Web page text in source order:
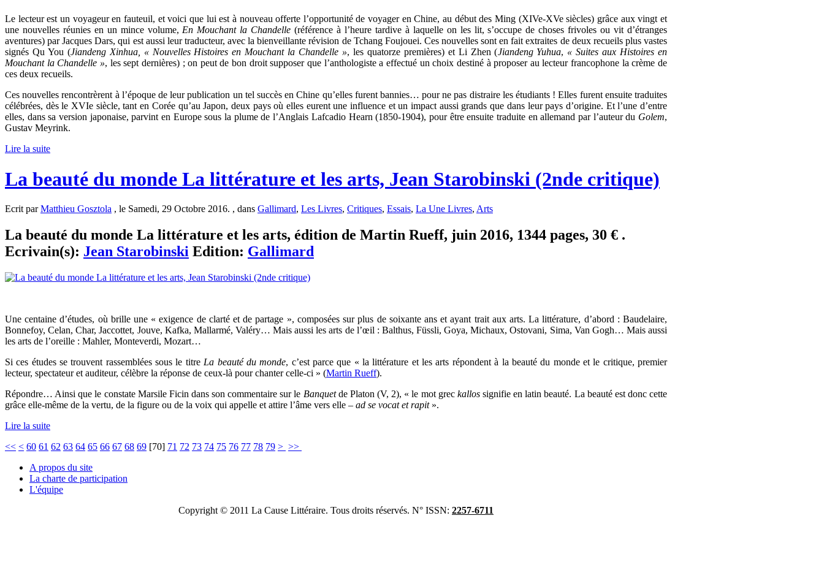
Le lecteur est un voyageur en fauteuil, et voici que lui est à nouveau offerte l’opportunité de voyager en Chine, au début des Ming (XIVe-XVe siècles) grâce aux vingt et
une nouvelles réunies en un mince volume, En Mouchant la Chandelle (référence à l’heure tardive à laquelle on les lit, s’occupe de choses frivoles ou vit d’étranges
aventures) par Jacques Dars, qui est aussi leur traducteur, avec la bienveillante révision de Tchang Foujouei. Ces nouvelles sont en fait extraites de deux recueils plus vastes
signés Qu You (Jiandeng Xinhua, « Nouvelles Histoires en Mouchant la Chandelle », les quatorze premières) et Li Zhen (Jiandeng Yuhua, « Suites aux Histoires en
Mouchant la Chandelle », les sept dernières) ; on peut de bon droit supposer que l’anthologiste a effectué un choix destiné à proposer au lecteur francophone la crème de
ces deux recueils.
Ces nouvelles rencontrèrent à l’époque de leur publication un tel succès en Chine qu’elles furent bannies… pour ne pas distraire les étudiants ! Elles furent ensuite traduites
célébrées, dès le XVIe siècle, tant en Corée qu’au Japon, deux pays où elles eurent une influence et un impact aussi grands que dans leur pays d’origine. Et l’une d’entre
elles, dans sa version japonaise, parvint en Europe sous la plume de l’Anglais Lafcadio Hearn (1850-1904), pour être ensuite traduite en allemand par l’auteur du Golem,
Gustav Meyrink.
Lire la suite
La beauté du monde La littérature et les arts, Jean Starobinski (2nde critique)
Ecrit parMatthieu Gosztola , le Samedi, 29 Octobre 2016. , dans Gallimard, Les Livres, Critiques, Essais, La Une Livres, Arts
La beauté du monde La littérature et les arts, édition de Martin Rueff, juin 2016, 1344 pages, 30 € .
Ecrivain(s): Jean Starobinski Edition: Gallimard
Une centaine d’études, où brille une « exigence de clarté et de partage », composées sur plus de soixante ans et ayant trait aux arts. La littérature, d’abord : Baudelaire,
Bonnefoy, Celan, Char, Jaccottet, Jouve, Kafka, Mallarmé, Valéry… Mais aussi les arts de l’œil : Balthus, Füssli, Goya, Michaux, Ostovani, Sima, Van Gogh… Mais aussi
les arts de l’oreille : Mahler, Monteverdi, Mozart…
Si ces études se trouvent rassemblées sous le titre La beauté du monde, c’est parce que « la littérature et les arts répondent à la beauté du monde et le critique, premier
lecteur, spectateur et auditeur, célèbre la réponse de ceux-là pour chanter celle-ci » (Martin Rueff).
Répondre… Ainsi que le constate Marsile Ficin dans son commentaire sur le Banquetde Platon (V, 2), « le mot grec kallos signifie en latin beauté. La beauté est donc cette
grâce elle-même de la vertu, de la figure ou de la voix qui appelle et attire l’âme vers elle – ad se vocat et rapit».
Lire la suite
<< < 60 61 62 63 64 65 66 67 68 69 [70] 71 72 73 74 75 76 77 78 79 > >>
A propos du site
La charte de participation
L'équipe
Copyright © 2011 La Cause Littéraire. Tous droits réservés. N° ISSN: 2257-6711